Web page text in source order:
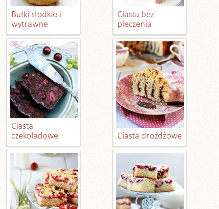
Bułki słodkie i
wytrawne
Ciasta bez
pieczenia
Ciasta
czekoladowe
Ciasta drożdżowe